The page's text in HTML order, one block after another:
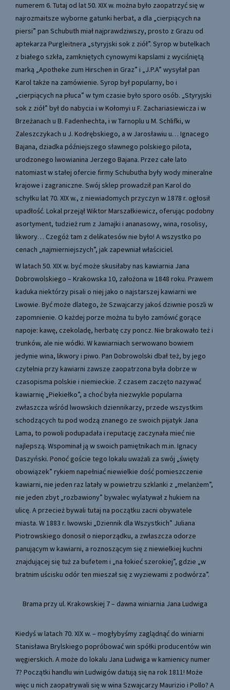
numerem 6. Tutaj od lat 50. XIX w. można było zaopatrzyć się w
najrozmaitsze wyborne gatunki herbat, a dla „cierpiących na
piersi” pan Schubuth miał najprawdziwszy, prosto z Grazu od
aptekarza Purgleitnera „styryjski sok z ziół”. Syrop w butelkach
z białego szkła, zamkniętych cynowymi kapslami z wyciśniętą
marką „Apotheke zum Hirschen in Graz” i „J.P.A” wysyłał pan
Karol także na zamówienie. Syrop był popularny, bo i
„cierpiących na płuca” w tym czasie było sporo osób. „Styryjski
sok z ziół” był do nabycia i w Kołomyi u F. Zachariasiewicza i w
Brzeżanach u B. Fadenhechta, i w Tarnoplu u M. Schlifki, w
Zaleszczykach u J. Kodrębskiego, a w Jarosławiu u… Ignacego
Bajana, dziadka późniejszego sławnego polskiego pilota,
urodzonego lwowianina Jerzego Bajana. Przez całe lato
natomiast w stałej ofercie firmy Schubutha były wody mineralne
krajowe i zagraniczne. Swój sklep prowadził pan Karol do
schyłku lat 70. XIX w., z niewiadomych przyczyn w 1878 r. ogłosił
upadłość. Lokal przejął Wiktor Marszałkiewicz, oferując podobny
asortyment, tudzież rum z Jamajki i ananasowy, wina, rosolisy,
likwory… Czegóż tam z delikatesów nie było! A wszystko po
cenach „najmierniejszych”, jak zapewniał właściciel.
W latach 50. XIX w. być może skusiłaby nas kawiarnia Jana
Dobrowolskiego – Krakowska 10, założona w 1848 roku. Prawem
kaduka niektórzy pisali o niej jako o najstarszej kawiarni we
Lwowie. Być może dlatego, że Szwajcarzy jakoś dziwnie poszli w
zapomnienie. O każdej porze można tu było zamówić gorące
napoje: kawę, czekoladę, herbatę czy poncz. Nie brakowało też i
trunków, ale nie wódki. W kawiarniach serwowano bowiem
jedynie wina, likwory i piwo. Pan Dobrowolski dbał też, by jego
czytelnia przy kawiarni zawsze zaopatrzona była dobrze w
czasopisma polskie i niemieckie. Z czasem zaczęto nazywać
kawiarnię „Piekiełko”, a choć była niezwykle popularna
zwłaszcza wśród lwowskich dziennikarzy, przede wszystkim
schodzących tu pod wodzą znanego ze swoich pijatyk Jana
Lama, to powoli podupadała i reputację zaczynała mieć nie
najlepszą. Wspominał ją w swoich pamiętnikach m.in. Ignacy
Daszyński. Ponoć goście tego lokalu uważali za swój „święty
obowiązek” rykiem napełniać niewielkie dość pomieszczenie
kawiarni, nie jeden raz latały w powietrzu szklanki z „melanżem”,
nie jeden zbyt „rozbawiony” bywalec wylatywał z hukiem na
ulicę. A przecież bywali tutaj na początku zacni obywatele
miasta. W 1883 r. lwowski „Dziennik dla Wszystkich” Juliana
Piotrowskiego donosił o nieporządku, a zwłaszcza odorze
panującym w kawiarni, a roznoszącym się z niewielkiej kuchni
znajdującej się tuż za bufetem i „na łokieć szerokiej”, gdzie „w
bratnim uścisku odór ten mieszał się z wyziewami z podwórza”.
Brama przy ul. Krakowskiej 7 – dawna winiarnia Jana Ludwiga
Kiedyś w latach 70. XIX w. – mogłybyśmy zaglądnąć do winiarni
Stanisława Brylskiego popróbować win spółki producentów win
węgierskich. A może do lokalu Jana Ludwiga w kamienicy numer
7? Początki handlu win Ludwigów datują się na rok 1811! Może
więc u nich zaopatrywali się w wina Szwajcarzy Maurizio i Pollo? A